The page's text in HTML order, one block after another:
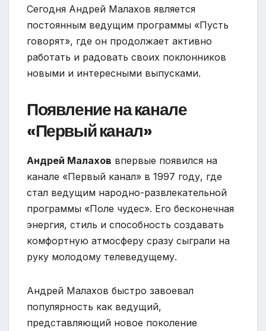
Сегодня Андрей Малахов является
постоянным ведущим программы «Пусть
говорят», где он продолжает активно
работать и радовать своих поклонников
новыми и интересными выпусками.
Появление на канале
«Первый канал»
Андрей Малахов впервые появился на
канале «Первый канал» в 1997 году, где
стал ведущим народно-развлекательной
программы «Поле чудес». Его бесконечная
энергия, стиль и способность создавать
комфортную атмосферу сразу сыграли на
руку молодому телеведущему.
Андрей Малахов быстро завоевал
популярность как ведущий,
представляющий новое поколение